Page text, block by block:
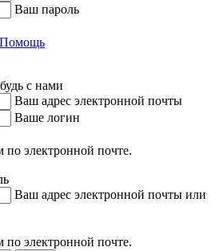
Ваш пароль
Помощь
с нами
Ваш адрес электронной почты
Ваше логин
по электронной почте.
Ваш адрес электронной почты или
по электронной почте.